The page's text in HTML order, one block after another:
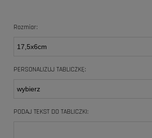
Rozmiar:
PERSONALIZUJ TABLICZKĘ:
PODAJ TEKST DO TABLICZKI: